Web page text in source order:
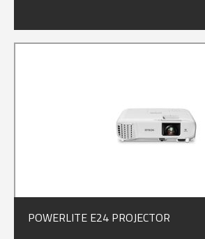
POWERLITE E24 PROJECTOR